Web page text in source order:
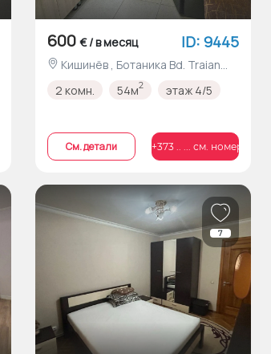
600 € / в месяц ID: 9445
2 комн. 54м2 этаж 4/5
Cм. детали +373 .. ... см. номер
7